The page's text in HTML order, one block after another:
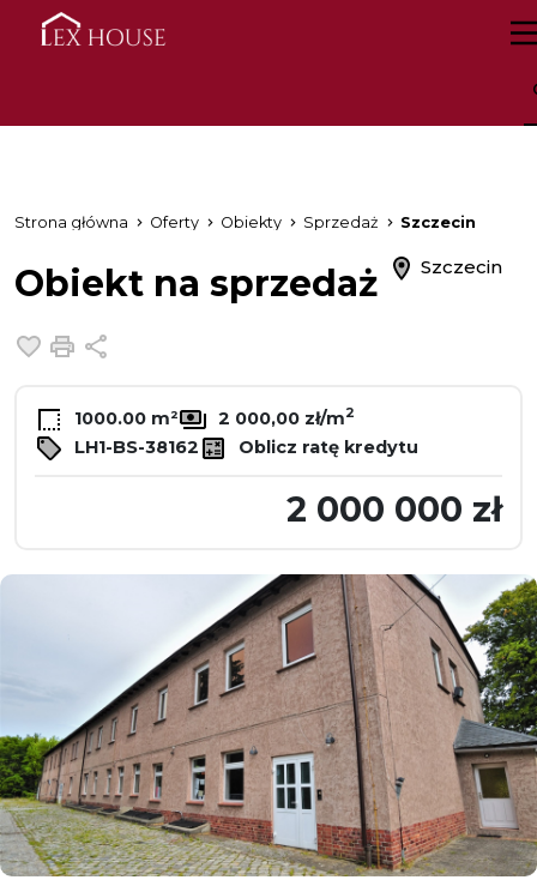
Strona główna Oferty Obiekty Sprzedaż Szczecin
Obiekt na sprzedaż Szczecin
Dodaj do ulubionych
Drukuj
1000.00 m² 2 000,00 zł/m2
LH1-BS-38162 Oblicz ratę kredytu
2 000 000 zł